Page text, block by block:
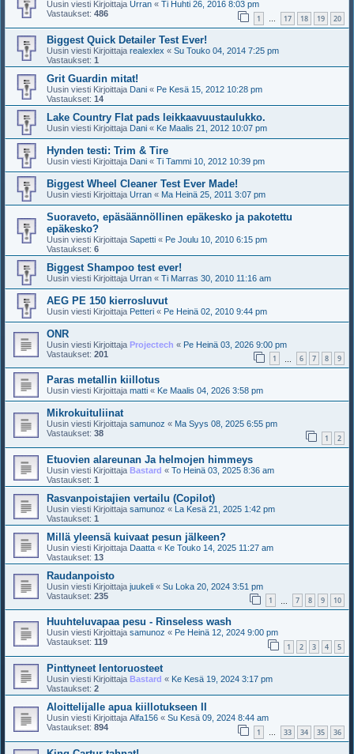
Uusin viesti Kirjoittaja Urran « Ti Huhti 26, 2016 8:03 pm
Vastaukset: 486 1 … 17 18 19 20
Biggest Quick Detailer Test Ever!
Uusin viesti Kirjoittaja realexlex « Su Touko 04, 2014 7:25 pm
Vastaukset: 1
Grit Guardin mitat!
Uusin viesti Kirjoittaja Dani « Pe Kesä 15, 2012 10:28 pm
Vastaukset: 14
Lake Country Flat pads leikkaavuustaulukko.
Uusin viesti Kirjoittaja Dani « Ke Maalis 21, 2012 10:07 pm
Hynden testi: Trim & Tire
Uusin viesti Kirjoittaja Dani « Ti Tammi 10, 2012 10:39 pm
Biggest Wheel Cleaner Test Ever Made!
Uusin viesti Kirjoittaja Urran « Ma Heinä 25, 2011 3:07 pm
Suoraveto, epäsäännöllinen epäkesko ja pakotettu
epäkesko?
Uusin viesti Kirjoittaja Sapetti « Pe Joulu 10, 2010 6:15 pm
Vastaukset: 6
Biggest Shampoo test ever!
Uusin viesti Kirjoittaja Urran « Ti Marras 30, 2010 11:16 am
AEG PE 150 kierrosluvut
Uusin viesti Kirjoittaja Petteri « Pe Heinä 02, 2010 9:44 pm
ONR
Uusin viesti Kirjoittaja Projectech « Pe Heinä 03, 2026 9:00 pm
Vastaukset: 201 1 6 7 8 9
Paras metallin kiillotus
Uusin viesti Kirjoittaja matti « Ke Maalis 04, 2026 3:58 pm
Mikrokuituliinat
Uusin viesti Kirjoittaja samunoz « Ma Syys 08, 2025 6:55 pm
Vastaukset: 38 1 2
Etuovien alareunan Ja helmojen himmeys
Uusin viesti Kirjoittaja Bastard « To Heinä 03, 2025 8:36 am
Vastaukset: 1
Rasvanpoistajien vertailu (Copilot)
Uusin viesti Kirjoittaja samunoz « La Kesä 21, 2025 1:42 pm
Vastaukset: 1
Millä yleensä kuivaat pesun jälkeen?
Uusin viesti Kirjoittaja Daatta « Ke Touko 14, 2025 11:27 am
Vastaukset: 13
Raudanpoisto
Uusin viesti Kirjoittaja juukeli « Su Loka 20, 2024 3:51 pm
Vastaukset: 235 1 7 8 9 10
Huuhteluvapaa pesu - Rinseless wash
Uusin viesti Kirjoittaja samunoz « Pe Heinä 12, 2024 9:00 pm
Vastaukset: 119 1 2 3 4 5
Pinttyneet lentoruosteet
Uusin viesti Kirjoittaja Bastard « Ke Kesä 19, 2024 3:17 pm
Vastaukset: 2
Aloittelijalle apua kiillotukseen II
Uusin viesti Kirjoittaja Alfa156 « Su Kesä 09, 2024 8:44 am
Vastaukset: 894 1 … 33 34 35 36